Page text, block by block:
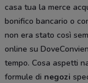
casa tua la merce
bonifico bancario o
non era stato così
online su
tempo. Cosa aspetti
formule di negozi